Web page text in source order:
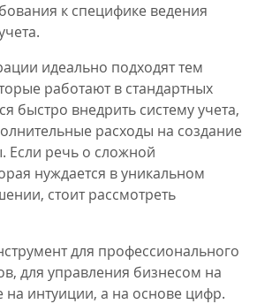
к специфике ведения
идеально подходят тем
работают в стандартных
быстро внедрить систему учета,
расходы на создание
Если речь о сложной
нуждается в уникальном
стоит рассмотреть
для профессионального
для управления бизнесом на
на интуиции, а на основе цифр.